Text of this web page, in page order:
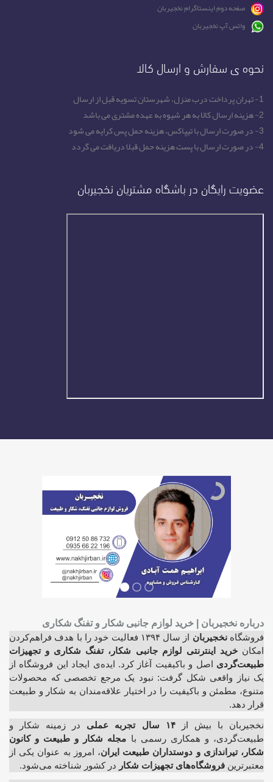
صفحه دوم اینستاگرام نخجیربان
واتس آپ نخجیربان
نحوه ی سفارش و ارسال کالا
1- تهران پرداخت درب منزل، شهرستان تسویه قبل از ارسال
2- هزینه ارسال کالا به هر شیوه به عهده مشتری می باشد
3- در صورت ارسال با تیپاکس، هزینه حمل پس کرایه می شود
4- در صورت ارسال با پست هزینه حمل قبلا دریافت می گردد
عضویت رایگان در باشگاه مشتریان نخجیربان
درباره نخجیربان | خرید لوازم جانبی شکار و تفنگ شکاری
فروشگاه نخجیربان
از سال ۱۳۹۴ فعالیت خود را با هدف فراهم‌کردن
امکان خرید اینترنتی لوازم جانبی شکار، تفنگ شکاری و تجهیزات
طبیعت‌گردی اصل و باکیفیت آغاز کرد. ایده‌ی ایجاد این فروشگاه از
یک نیاز واقعی شکل گرفت: نبود یک مرجع تخصصی که محصولات
متنوع، مطمئن و باکیفیت را در اختیار علاقه‌مندان به شکار و طبیعت
قرار دهد.
نخجیربان با بیش از
۱۴ سال تجربه عملی
در زمینه شکار و
طبیعت‌گردی، و همکاری رسمی با مجله شکار و طبیعت و کانون
شکار، تیراندازی و دوستداران طبیعت ایران، امروز به عنوان یکی از
معتبرترین فروشگاه‌های تجهیزات شکار در کشور شناخته می‌شود.